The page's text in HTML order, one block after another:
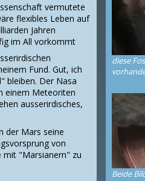
diese
Beide
vermutete
flexibles Leben auf
Jahren
im All vorkommt
Fund. Gut, ich
bleiben. Der Nasa
einem Meteoriten
ausserirdisches,
der Mars seine
von
mit "Marsianern" zu